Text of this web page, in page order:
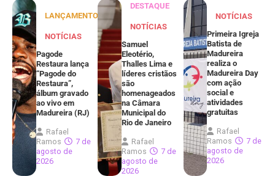
LANÇAMENTOS
NOTÍCIAS
Pagode
Restaura lança
“Pagode do
Restaura”,
álbum gravado
ao vivo em
Madureira (RJ)
Rafael
Ramos
7 de
agosto de
2026
DESTAQUE
NOTÍCIAS
Samuel
Eleotério,
Thalles Lima e
líderes cristãos
são
homenageados
na Câmara
Municipal do
Rio de Janeiro
Rafael
Ramos
7 de
agosto de
2026
NOTÍCIAS
Primeira Igreja
Batista de
Madureira
realiza o
Madureira Day
com ação
social e
atividades
gratuitas
Rafael
Ramos
7 de
agosto de
2026